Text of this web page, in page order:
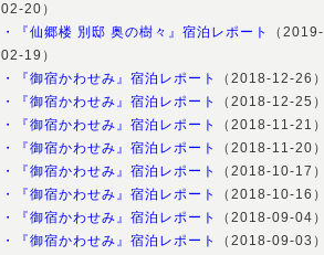
02-20）
・『仙郷楼 別邸 奥の樹々』宿泊レポート
（2019-
02-19）
・『御宿かわせみ』宿泊レポート
（2018-12-26）
・『御宿かわせみ』宿泊レポート
（2018-12-25）
・『御宿かわせみ』宿泊レポート
（2018-11-21）
・『御宿かわせみ』宿泊レポート
（2018-11-20）
・『御宿かわせみ』宿泊レポート
（2018-10-17）
・『御宿かわせみ』宿泊レポート
（2018-10-16）
・『御宿かわせみ』宿泊レポート
（2018-09-04）
・『御宿かわせみ』宿泊レポート
（2018-09-03）